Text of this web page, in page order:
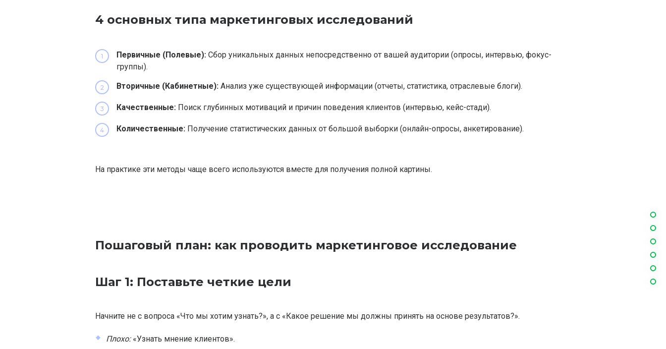
4 основных типа маркетинговых исследований
Первичные (Полевые): Сбор уникальных данных непосредственно от вашей аудитории (опросы, интервью, фокус-
группы).
Вторичные (Кабинетные): Анализ уже существующей информации (отчеты, статистика, отраслевые блоги).
Качественные: Поиск глубинных мотиваций и причин поведения клиентов (интервью, кейс-стади).
Количественные: Получение статистических данных от большой выборки (онлайн-опросы, анкетирование).
На практике эти методы чаще всего используются вместе для получения полной картины.
Пошаговый план: как проводить маркетинговое исследование
Шаг 1: Поставьте четкие цели
Начните не с вопроса «Что мы хотим узнать?», а с «Какое решение мы должны принять на основе результатов?».
Плохо:«Узнать мнение клиентов».